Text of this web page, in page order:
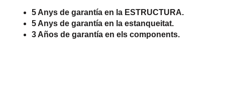
5 Anys de garantía en la ESTRUCTURA.
5 Anys de garantía en la estanqueitat.
3 Años de garantía en els components.